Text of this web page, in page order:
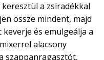
a zsiradékkal
össze mindent, majd
és emulgeálja a
alacsony
szappanragasztót,